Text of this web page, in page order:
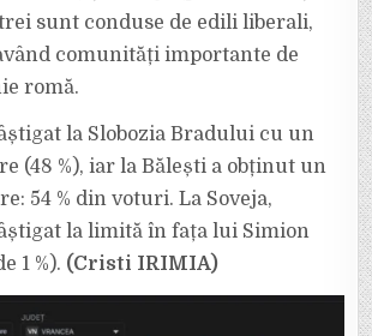
BĂLEȘTI
ȘI
SOVEJA.
sunt conduse de edili liberali,
comunități importante de
romă.
la Slobozia Bradului cu un
(48 %), iar la Bălești a obținut un
54 % din voturi. La Soveja,
la limită în fața lui Simion
1 %). (Cristi IRIMIA)